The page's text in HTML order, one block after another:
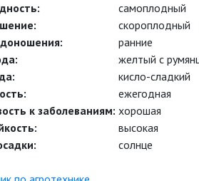
самоплодный
скороплодный
ранние
желтый с
кисло-сладкий
ежегодная
к заболеваниям: хорошая
высокая
солнце